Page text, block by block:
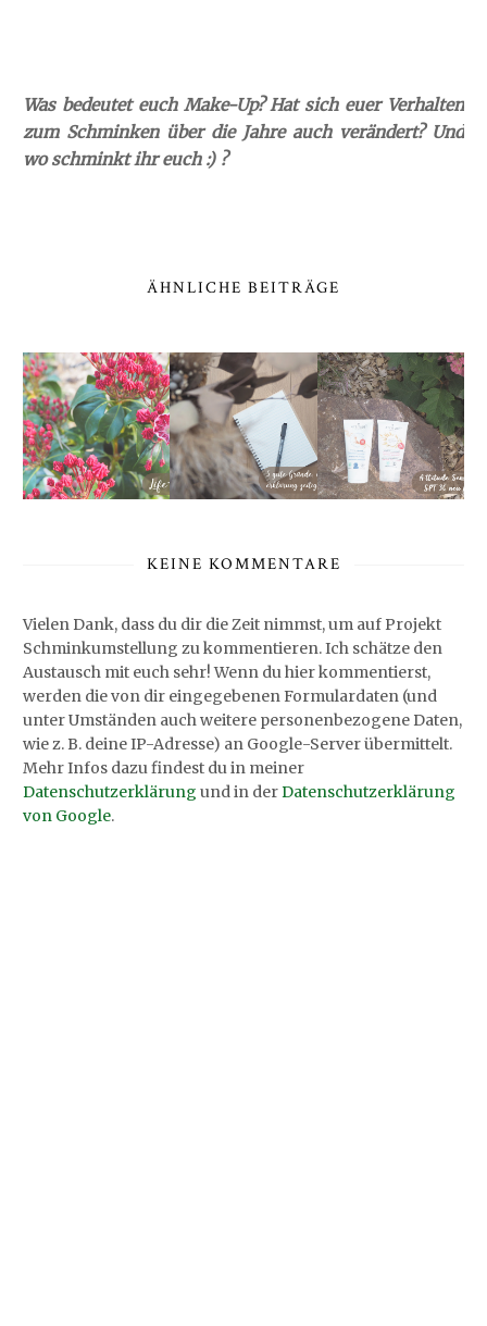
Was bedeutet euch Make-Up? Hat sich euer Verhalten
zum Schminken über die Jahre auch verändert? Und
wo schminkt ihr euch :) ?
ÄHNLICHE BEITRÄGE
KEINE KOMMENTARE
Vielen Dank, dass du dir die Zeit nimmst, um auf Projekt
Schminkumstellung zu kommentieren. Ich schätze den
Austausch mit euch sehr! Wenn du hier kommentierst,
werden die von dir eingegebenen Formulardaten (und
unter Umständen auch weitere personenbezogene Daten,
wie z. B. deine IP-Adresse) an Google-Server übermittelt.
Mehr Infos dazu findest du in meiner
Datenschutzerklärung und in derDatenschutzerklärung
von Google.